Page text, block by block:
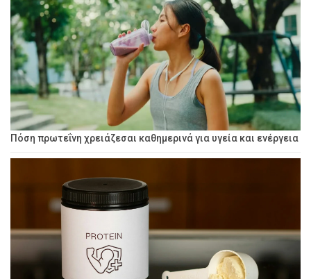
Πόση πρωτεΐνη χρειάζεσαι καθημερινά για υγεία και ενέργεια